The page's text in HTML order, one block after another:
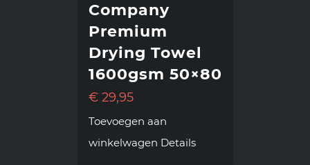
Company
Premium
Drying Towel
1600gsm 50×80
€29,95
Toevoegen aan
winkelwagen Details